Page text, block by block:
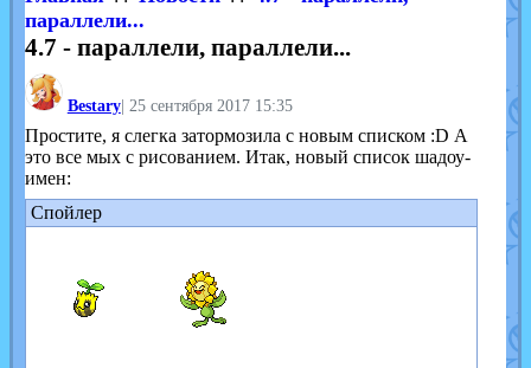
параллели...
4.7 - параллели, параллели...
Bestary| 25 сентября 2017 15:35
Простите, я слегка затормозила с новым списком :D А
это все мых с рисованием. Итак, новый список шадоу-
имен:
Спойлер